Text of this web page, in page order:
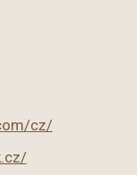
cz/